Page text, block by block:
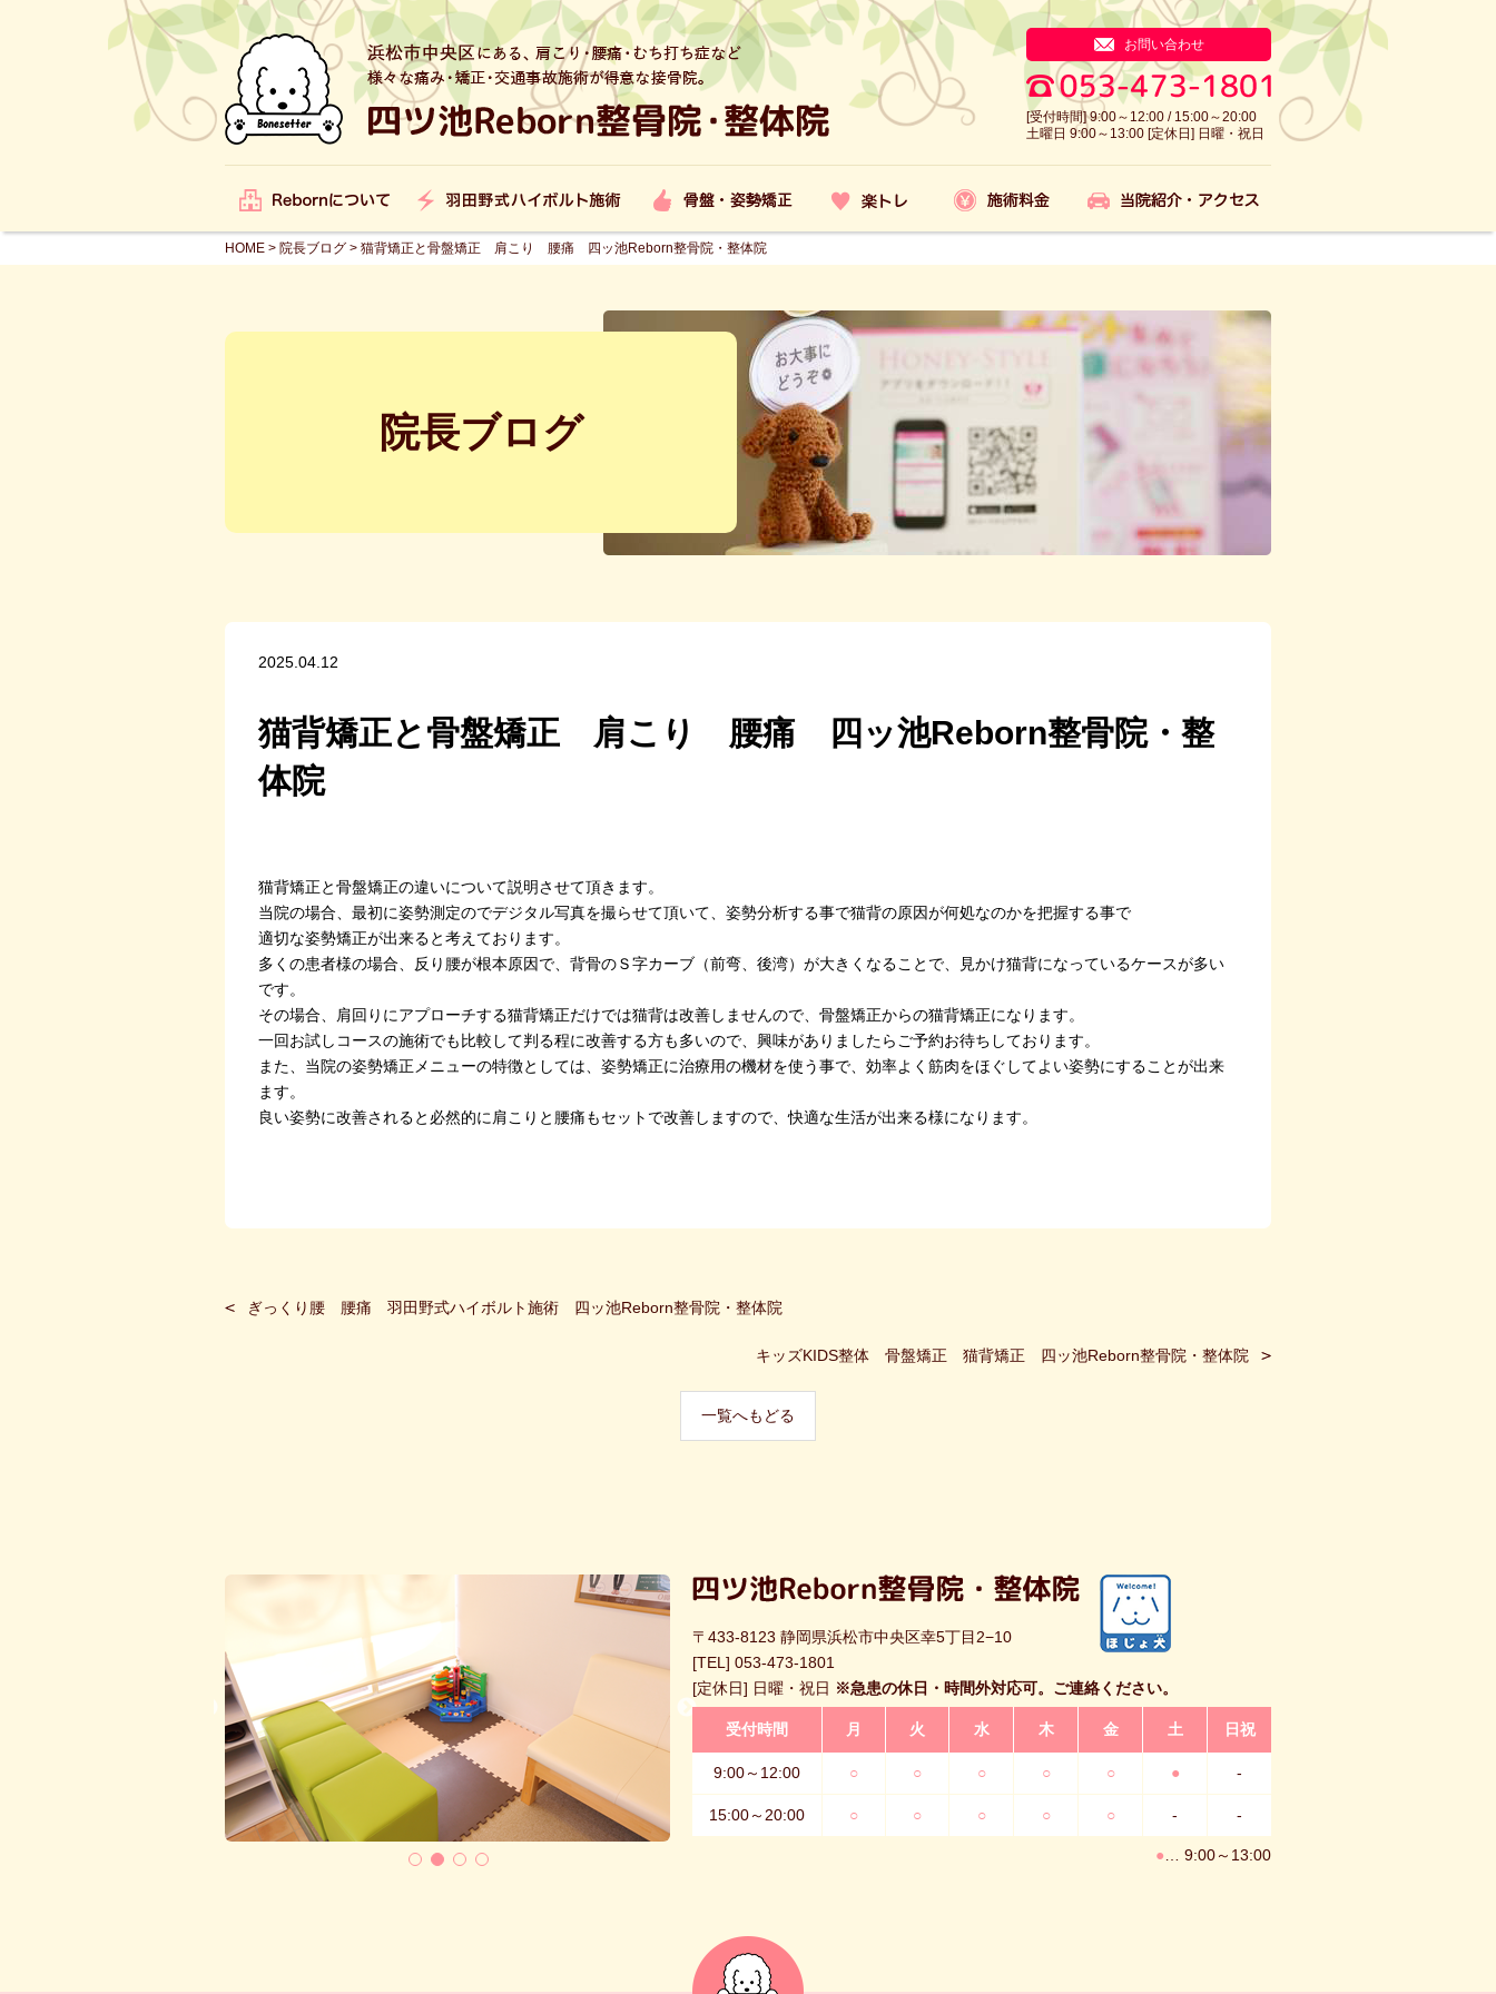
お問い合わせ
[受付時間] 9:00～12:00 / 15:00～20:00
土曜日 9:00～13:00 [定休日] 日曜・祝日
HOME > 院長ブログ > 猫背矯正と骨盤矯正 肩こり 腰痛 四ッ池Reborn整骨院・整体院
院長ブログ
2025.04.12
猫背矯正と骨盤矯正 肩こり 腰痛 四ッ池Reborn整骨院・整
体院
猫背矯正と骨盤矯正の違いについて説明させて頂きます。
当院の場合、最初に姿勢測定のでデジタル写真を撮らせて頂いて、姿勢分析する事で猫背の原因が何処なのかを把握する事で
適切な姿勢矯正が出来ると考えております。
多くの患者様の場合、反り腰が根本原因で、背骨のＳ字カーブ（前弯、後湾）が大きくなることで、見かけ猫背になっているケースが多い
です。
その場合、肩回りにアプローチする猫背矯正だけでは猫背は改善しませんので、骨盤矯正からの猫背矯正になります。
一回お試しコースの施術でも比較して判る程に改善する方も多いので、興味がありましたらご予約お待ちしております。
また、当院の姿勢矯正メニューの特徴としては、姿勢矯正に治療用の機材を使う事で、効率よく筋肉をほぐしてよい姿勢にすることが出来
ます。
良い姿勢に改善されると必然的に肩こりと腰痛もセットで改善しますので、快適な生活が出来る様になります。
ぎっくり腰 腰痛 羽田野式ハイボルト施術 四ッ池Reborn整骨院・整体院
キッズKIDS整体 骨盤矯正 猫背矯正 四ッ池Reborn整骨院・整体院
一覧へもどる
〒433-8123 静岡県浜松市中央区幸5丁目2−10
[TEL] 053-473-1801
[定休日] 日曜・祝日 ※急患の休日・時間外対応可。ご連絡ください。
受付時間 月 火 水 木 金 土 日祝
9:00～12:00 ○ ○ ○ ○ ○ ● -
15:00～20:00 ○ ○ ○ ○ ○ - -
● … 9:00～13:00